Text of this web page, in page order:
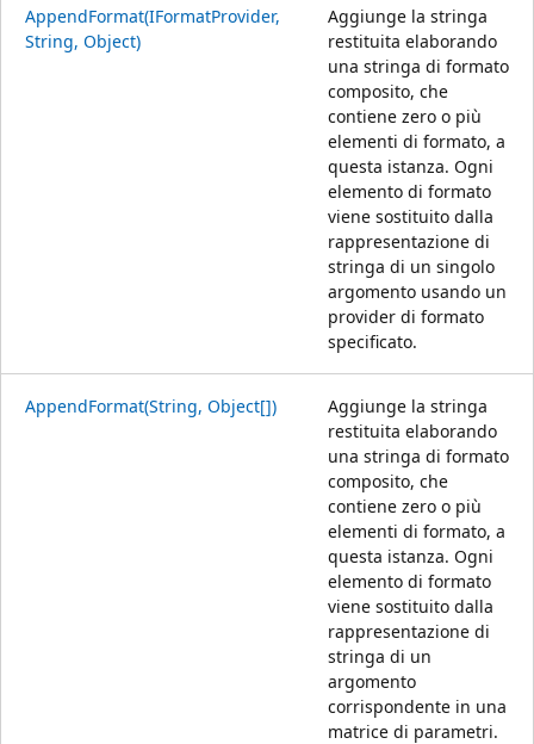
AppendFormat(IFormatProvider,
String, Object)
Aggiunge la stringa
restituita elaborando
una stringa di formato
composito, che
contiene zero o più
elementi di formato, a
questa istanza. Ogni
elemento di formato
viene sostituito dalla
rappresentazione di
stringa di un singolo
argomento usando un
provider di formato
specificato.
AppendFormat(String, Object[])
Aggiunge la stringa
restituita elaborando
una stringa di formato
composito, che
contiene zero o più
elementi di formato, a
questa istanza. Ogni
elemento di formato
viene sostituito dalla
rappresentazione di
stringa di un
argomento
corrispondente in una
matrice di parametri.